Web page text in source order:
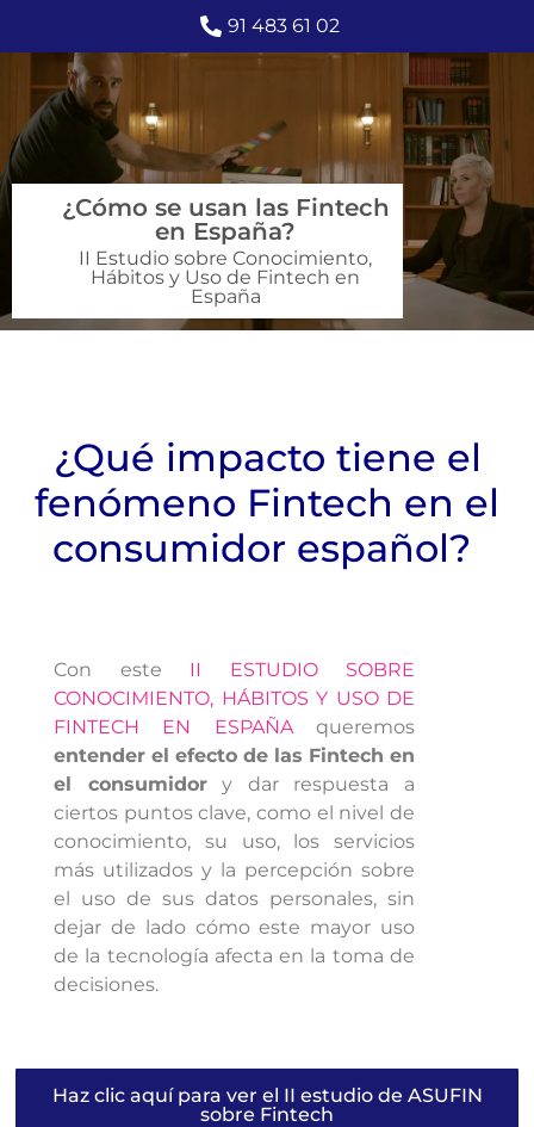
91 483 61 02
¿Cómo se usan las Fintech
en España?
II Estudio sobre Conocimiento,
Hábitos y Uso de Fintech en
España
¿Qué impacto tiene el
fenómeno Fintech en el
consumidor español?
Con este II ESTUDIO SOBRE
CONOCIMIENTO, HÁBITOS Y USO DE
FINTECH EN ESPAÑAqueremos
entender el efecto de las Fintech en
el consumidory dar respuesta a
ciertos puntos clave, como el nivel de
conocimiento, su uso, los servicios
más utilizados y la percepción sobre
el uso de sus datos personales, sin
dejar de lado cómo este mayor uso
de la tecnología afecta en la toma de
decisiones.
Haz clic aquí para ver el II estudio de ASUFIN
sobre Fintech